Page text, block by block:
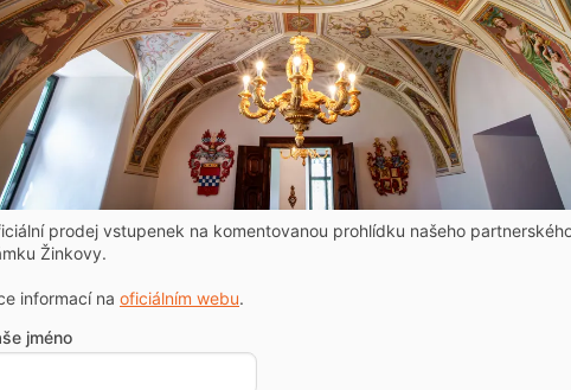
prodej vstupenek na komentovanou prohlídku našeho
Žinkovy.
informací na oficiálním webu.
jméno